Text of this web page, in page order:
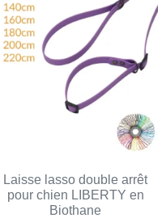
Laisse lasso double arrêt
pour chien LIBERTY en
Biothane